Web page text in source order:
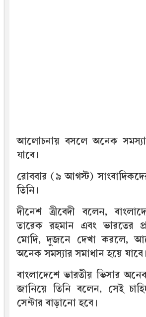
আলোচনায় বসলে অনেক
যাবে।
রোববার (৯ আগস্ট)
তিনি।
দীনেশ ত্রীবেদী বলেন,
তারেক রহমান এবং ভারতের
মোদি, দুজনে দেখা করলে,
অনেক সমস্যার সমাধান হয়ে যাবে।
বাংলাদেশে ভারতীয় ভিসার
জানিয়ে তিনি বলেন, সেই
সেন্টার বাড়ানো হবে।